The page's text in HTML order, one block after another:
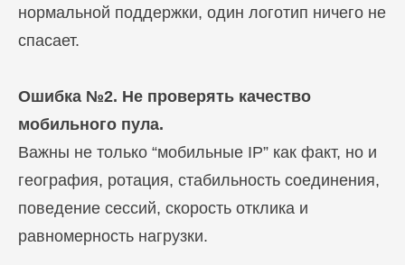
нормальной поддержки, один логотип ничего не
спасает.
Ошибка №2. Не проверять качество
мобильного пула.
Важны не только “мобильные IP” как факт, но и
география, ротация, стабильность соединения,
поведение сессий, скорость отклика и
равномерность нагрузки.